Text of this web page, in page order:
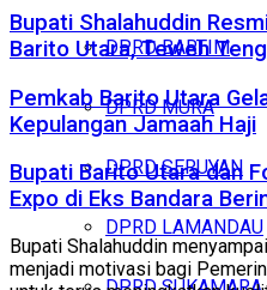
DPRD BARTIM
DPRD MURA
DPRD SERUYAN
DPRD LAMANDAU
Bupati Shalahuddin
Barito Utara, Teweh
Pemkab Barito Utara
Kepulangan Jamaah Haji
Bupati Barito Utara dan
Expo di Eks Bandara
Bupati Shalahuddin
menjadi motivasi bagi